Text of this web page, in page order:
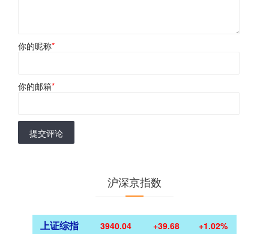
你的昵称*
你的邮箱*
提交评论
沪深京指数
上证综指 3940.04 +39.68 +1.02%